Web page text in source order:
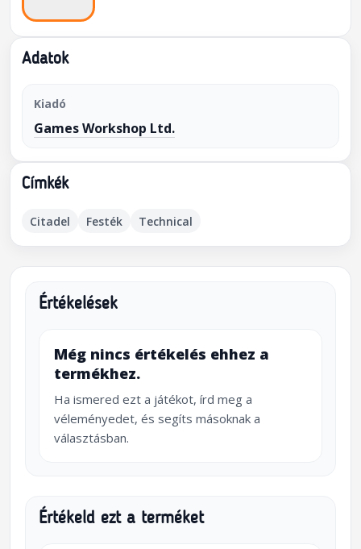
Adatok
Kiadó
Games Workshop Ltd.
Címkék
Citadel Festék Technical
Értékelések
Még nincs értékelés ehhez a
termékhez.
Ha ismered ezt a játékot, írd meg a
véleményedet, és segíts másoknak a
választásban.
Értékeld ezt a terméket